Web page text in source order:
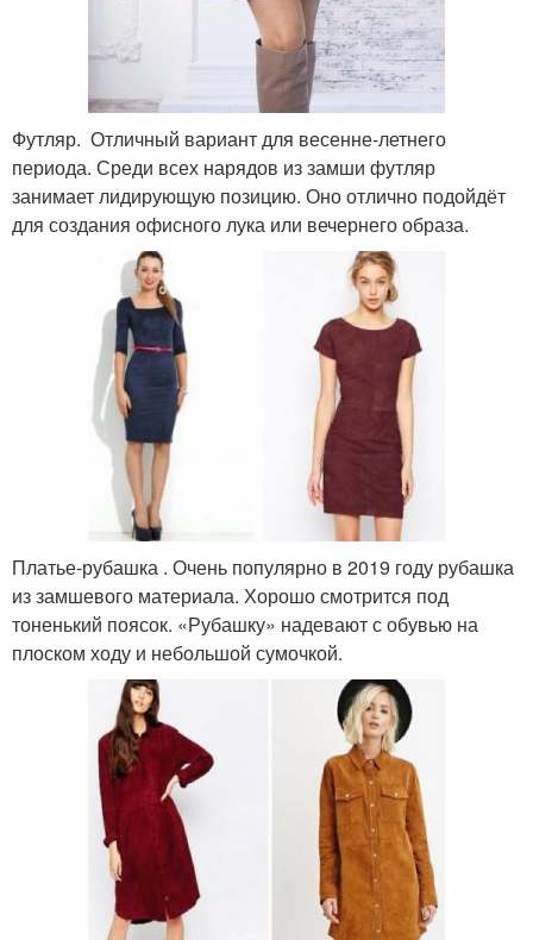
Футляр. Отличный вариант для весенне-летнего
периода. Среди всех нарядов из замши футляр
занимает лидирующую позицию. Оно отлично подойдёт
для создания офисного лука или вечернего образа.
Платье-рубашка . Очень популярно в 2019 году рубашка
из замшевого материала. Хорошо смотрится под
тоненький поясок. «Рубашку» надевают с обувью на
плоском ходу и небольшой сумочкой.